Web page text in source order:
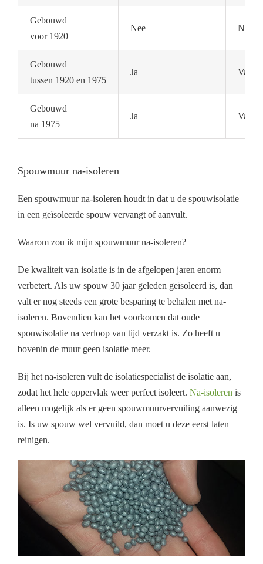
Gebouwd
voor 1920
Nee Nee
Gebouwd
tussen 1920 en 1975
Ja Vaak
Gebouwd
na 1975
Ja Vaak
Spouwmuur na-isoleren
Een spouwmuur na-isoleren houdt in dat u de spouwisolatie
in een geïsoleerde spouw vervangt of aanvult.
Waarom zou ik mijn spouwmuur na-isoleren?
De kwaliteit van isolatie is in de afgelopen jaren enorm
verbetert. Als uw spouw 30 jaar geleden geïsoleerd is, dan
valt er nog steeds een grote besparing te behalen met na-
isoleren. Bovendien kan het voorkomen dat oude
spouwisolatie na verloop van tijd verzakt is. Zo heeft u
bovenin de muur geen isolatie meer.
Bij het na-isoleren vult de isolatiespecialist de isolatie aan,
zodat het hele oppervlak weer perfect isoleert. Na-isoleren is
alleen mogelijk als er geen spouwmuurvervuiling aanwezig
is. Is uw spouw wel vervuild, dan moet u deze eerst laten
reinigen.